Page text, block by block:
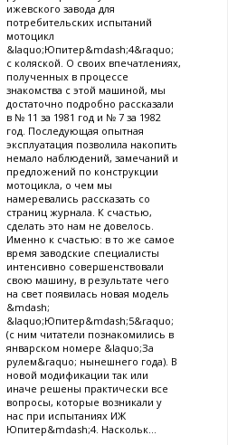
ижевского завода для
потребительских испытаний
мотоцикл
&laquo;Юпитер&mdash;4&raquo;
с коляской. О своих впечатлениях,
полученных в процессе
знакомства с этой машиной, мы
достаточно подробно рассказали
в № 11 за 1981 год и № 7 за 1982
год. Последующая опытная
эксплуатация позволила накопить
немало наблюдений, замечаний и
предложений по конструкции
мотоцикла, о чем мы
намеревались рассказать со
страниц журнала. К счастью,
сделать это нам не довелось.
Именно к счастью: в то же самое
время заводские специалисты
интенсивно совершенствовали
свою машину, в результате чего
на свет появилась новая модель
&mdash;
&laquo;Юпитер&mdash;5&raquo;
(с ним читатели познакомились в
январском номере &laquo;За
рулем&raquo; нынешнего года). В
новой модификации так или
иначе решены практически все
вопросы, которые возникали у
нас при испытаниях ИЖ
Юпитер&mdash;4. Наскольк...